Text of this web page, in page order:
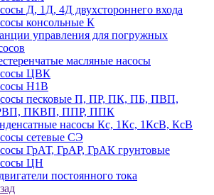
Д, 1Д, 4Д двухстороннего входа
консольные К
управления для погружных
масляные насосы
ЦВК
Н1В
песковые П, ПР, ПК, ПБ, ПВП,
ПКВП, ППР, ППК
насосы Кс, 1Кс, 1КсВ, КсВ
сетевые СЭ
ГрАТ, ГрАР, ГрАК грунтовые
ЦН
постоянного тока